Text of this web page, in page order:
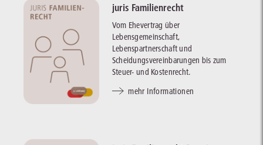
juris Familienrecht
Vom Ehevertrag über
Lebensgemeinschaft,
Lebenspartnerschaft und
Scheidungsvereinbarungen bis zum
Steuer- und Kostenrecht.
mehr Informationen